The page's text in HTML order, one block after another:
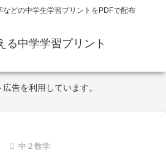
どの中学生学習プリントをPDFで配布
る中学学習プリント
告を利用しています。
中２数学